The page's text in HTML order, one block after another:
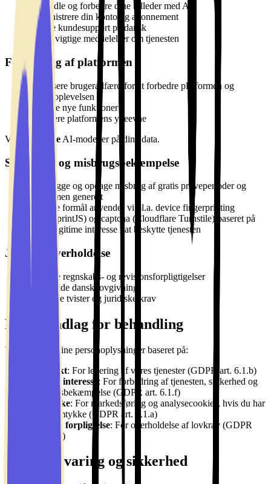
Behandle og forbedre dine billeder med AI
Administrere din konto og abonnement
Levere kundesupport på dansk
Sende vigtige meddelelser om tjenesten
Forbedring af platformen
Analysere brugeradfærd for at forbedre platformen og
brugeroplevelsen
Udvikle nye funktioner
Optimere platformens ydeevne
Vi træner
ikke AI-modeller på dine data.
Sikkerhed og misbrugsbekæmpelse
Forebygge og opdage misbrug af gratis prøveperioder og
platformen generelt
Til dette formål anvender vi bl.a. device fingerprinting
(FingerprintJS) og captcha (Cloudflare Turnstile) baseret på
vores legitime interesse i at beskytte tjenesten
Juridisk overholdelse
Opfylde regnskabs- og revisionsforpligtigelser
Overholde dansk lovgivning
Håndtere tvister og juridiske krav
Retsgrundlag for behandling
Vi behandler dine personoplysninger baseret på:
Kontrakt: For levering af vores tjenester (GDPR art. 6.1.b)
Legitim interesse : For forbedring af tjenesten, sikkerhed og
misbrugsbekæmpelse (GDPR art. 6.1.f)
Samtykke: For markedsføring og analysecookies, hvis du har
givet samtykke (GDPR art. 6.1.a)
Juridisk forpligtelse: For overholdelse af lovkrav (GDPR
art. 6.1.c)
Dataopbevaring og sikkerhed